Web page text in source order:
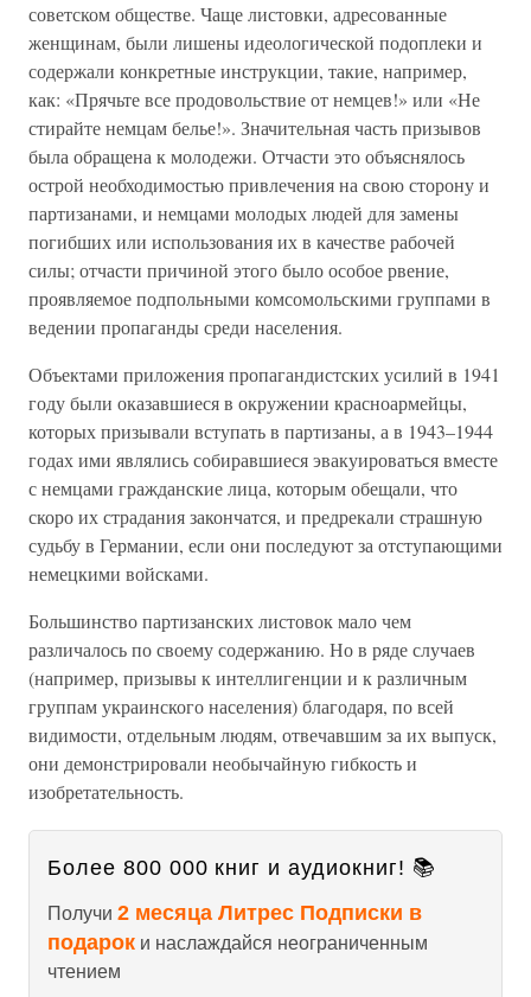
советском обществе. Чаще листовки, адресованные
женщинам, были лишены идеологической подоплеки и
содержали конкретные инструкции, такие, например,
как: «Прячьте все продовольствие от немцев!» или «Не
стирайте немцам белье!». Значительная часть призывов
была обращена к молодежи. Отчасти это объяснялось
острой необходимостью привлечения на свою сторону и
партизанами, и немцами молодых людей для замены
погибших или использования их в качестве рабочей
силы; отчасти причиной этого было особое рвение,
проявляемое подпольными комсомольскими группами в
ведении пропаганды среди населения.
Объектами приложения пропагандистских усилий в 1941
году были оказавшиеся в окружении красноармейцы,
которых призывали вступать в партизаны, а в 1943–1944
годах ими являлись собиравшиеся эвакуироваться вместе
с немцами гражданские лица, которым обещали, что
скоро их страдания закончатся, и предрекали страшную
судьбу в Германии, если они последуют за отступающими
немецкими войсками.
Большинство партизанских листовок мало чем
различалось по своему содержанию. Но в ряде случаев
(например, призывы к интеллигенции и к различным
группам украинского населения) благодаря, по всей
видимости, отдельным людям, отвечавшим за их выпуск,
они демонстрировали необычайную гибкость и
изобретательность.
Более 800 000 книг и аудиокниг! 📚
Получи 2 месяца Литрес Подписки в
подарок и наслаждайся неограниченным
чтением